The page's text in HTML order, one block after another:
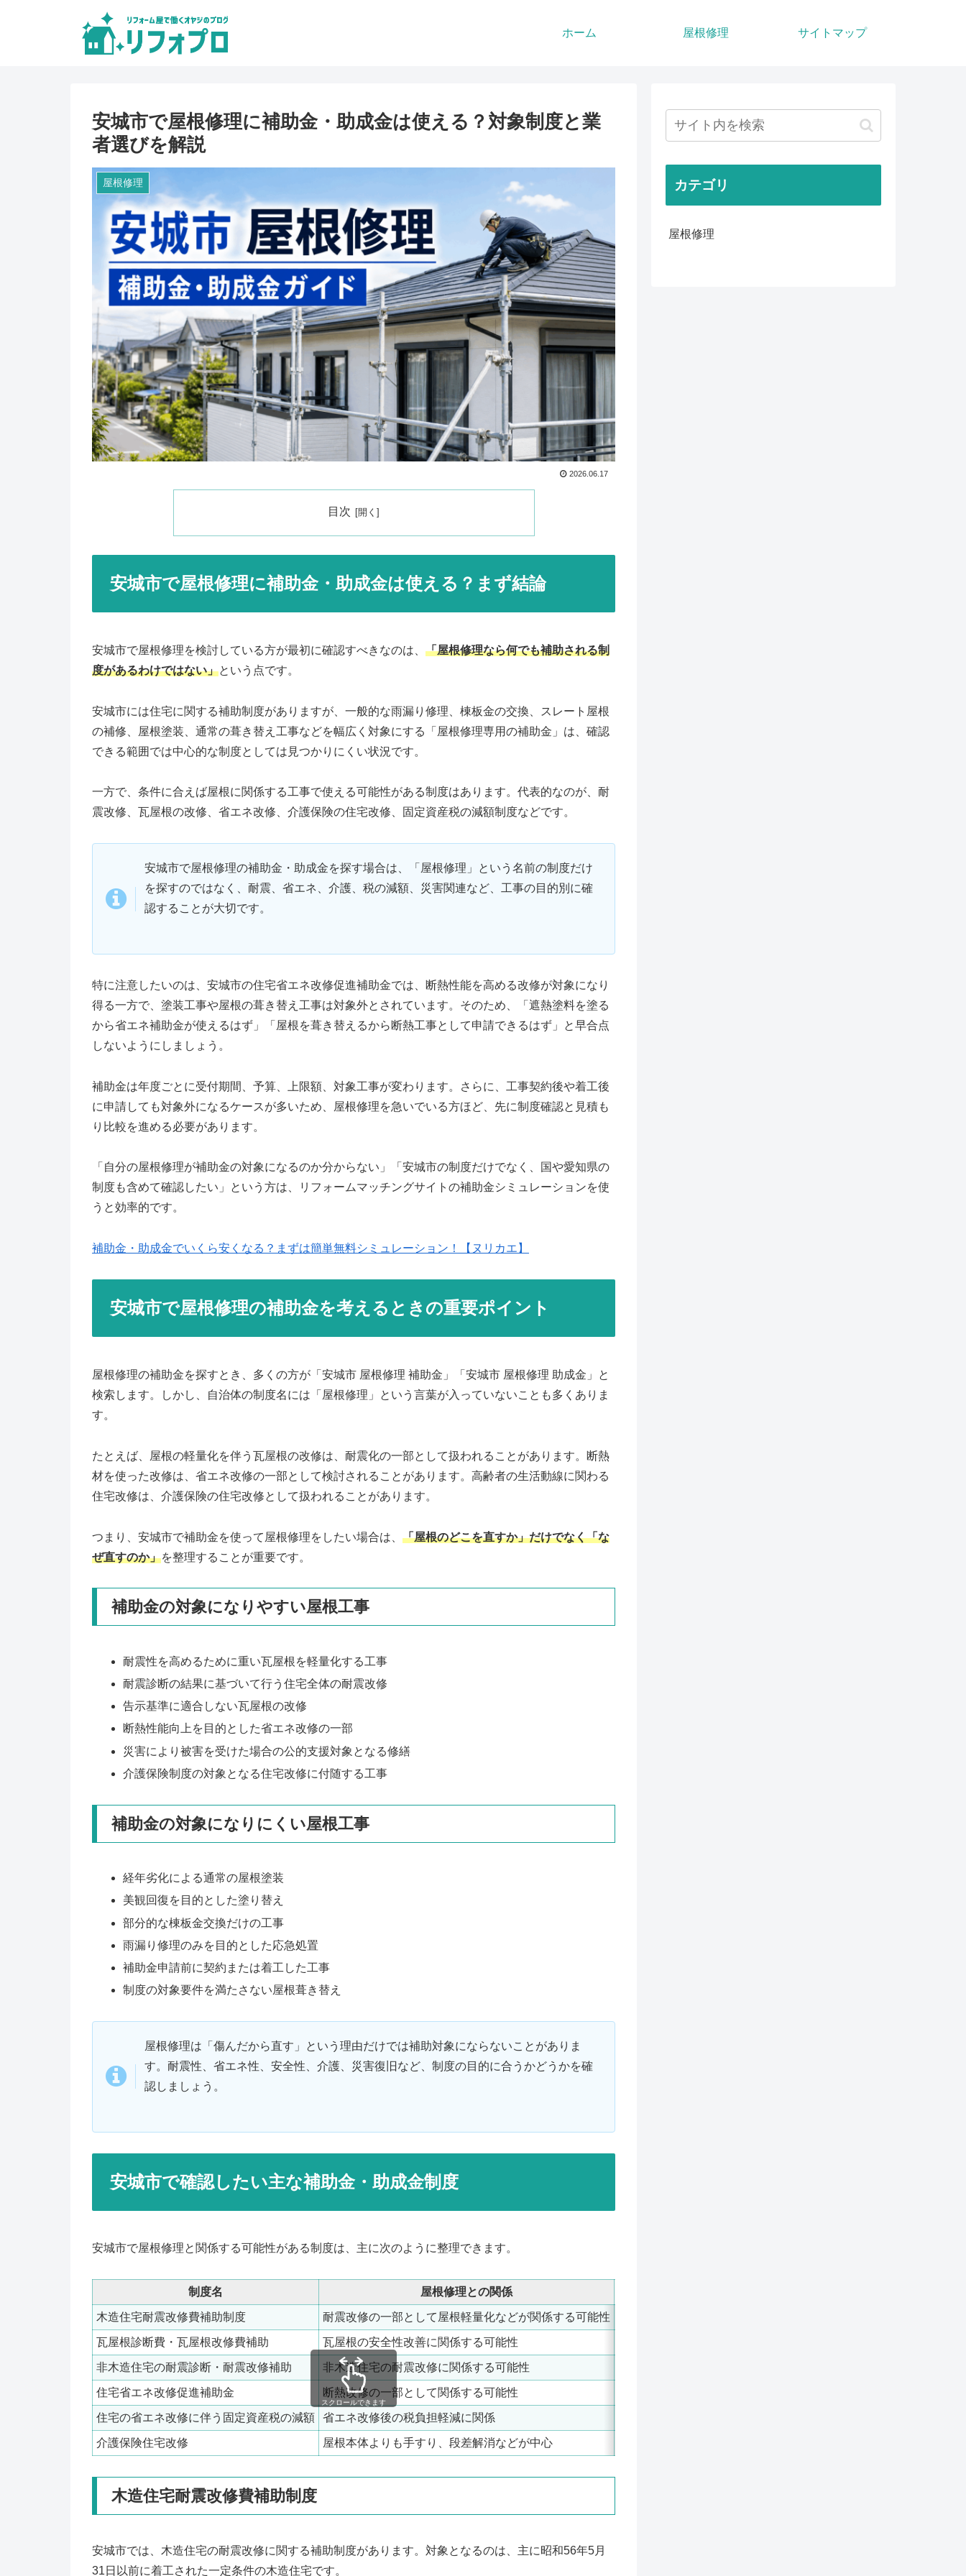
ホーム 屋根修理 サイトマップ
安城市で屋根修理に補助金・助成金は使える？対象制度と業
者選びを解説
屋根修理
2026.06.17
目次
安城市で屋根修理に補助金・助成金は使える？まず結論
安城市で屋根修理を検討している方が最初に確認すべきなのは、 「屋根修理なら何でも補助される制
度があるわけではない」という点です。
安城市には住宅に関する補助制度がありますが、一般的な雨漏り修理、棟板金の交換、スレート屋根
の補修、屋根塗装、通常の葺き替え工事などを幅広く対象にする「屋根修理専用の補助金」は、確認
できる範囲では中心的な制度としては見つかりにくい状況です。
一方で、条件に合えば屋根に関係する工事で使える可能性がある制度はあります。代表的なのが、耐
震改修、瓦屋根の改修、省エネ改修、介護保険の住宅改修、固定資産税の減額制度などです。
安城市で屋根修理の補助金・助成金を探す場合は、「屋根修理」という名前の制度だけ
を探すのではなく、耐震、省エネ、介護、税の減額、災害関連など、工事の目的別に確
認することが大切です。
特に注意したいのは、安城市の住宅省エネ改修促進補助金では、断熱性能を高める改修が対象になり
得る一方で、塗装工事や屋根の葺き替え工事は対象外とされています。そのため、「遮熱塗料を塗る
から省エネ補助金が使えるはず」「屋根を葺き替えるから断熱工事として申請できるはず」と早合点
しないようにしましょう。
補助金は年度ごとに受付期間、予算、上限額、対象工事が変わります。さらに、工事契約後や着工後
に申請しても対象外になるケースが多いため、屋根修理を急いでいる方ほど、先に制度確認と見積も
り比較を進める必要があります。
「自分の屋根修理が補助金の対象になるのか分からない」「安城市の制度だけでなく、国や愛知県の
制度も含めて確認したい」という方は、リフォームマッチングサイトの補助金シミュレーションを使
うと効率的です。
補助金・助成金でいくら安くなる？まずは簡単無料シミュレーション！【ヌリカエ】
安城市で屋根修理の補助金を考えるときの重要ポイント
屋根修理の補助金を探すとき、多くの方が「安城市 屋根修理 補助金」「安城市 屋根修理 助成金」と
検索します。しかし、自治体の制度名には「屋根修理」という言葉が入っていないことも多くありま
す。
たとえば、屋根の軽量化を伴う瓦屋根の改修は、耐震化の一部として扱われることがあります。断熱
材を使った改修は、省エネ改修の一部として検討されることがあります。高齢者の生活動線に関わる
住宅改修は、介護保険の住宅改修として扱われることがあります。
つまり、安城市で補助金を使って屋根修理をしたい場合は、 「屋根のどこを直すか」だけでなく「な
ぜ直すのか」を整理することが重要です。
補助金の対象になりやすい屋根工事
耐震性を高めるために重い瓦屋根を軽量化する工事
耐震診断の結果に基づいて行う住宅全体の耐震改修
告示基準に適合しない瓦屋根の改修
断熱性能向上を目的とした省エネ改修の一部
災害により被害を受けた場合の公的支援対象となる修繕
介護保険制度の対象となる住宅改修に付随する工事
補助金の対象になりにくい屋根工事
経年劣化による通常の屋根塗装
美観回復を目的とした塗り替え
部分的な棟板金交換だけの工事
雨漏り修理のみを目的とした応急処置
補助金申請前に契約または着工した工事
制度の対象要件を満たさない屋根葺き替え
屋根修理は「傷んだから直す」という理由だけでは補助対象にならないことがありま
す。耐震性、省エネ性、安全性、介護、災害復旧など、制度の目的に合うかどうかを確
認しましょう。
安城市で確認したい主な補助金・助成金制度
安城市で屋根修理と関係する可能性がある制度は、主に次のように整理できます。
制度名 屋根修理との関係
木造住宅耐震改修費補助制度 耐震改修の一部として屋根軽量化などが関係する可能性
瓦屋根診断費・瓦屋根改修費補助 瓦屋根の安全性改善に関係する可能性
非木造住宅の耐震診断・耐震改修補助 非木造住宅の耐震改修に関係する可能性
住宅省エネ改修促進補助金 断熱改修の一部として関係する可能性
住宅の省エネ改修に伴う固定資産税の減額 省エネ改修後の税負担軽減に関係
介護保険住宅改修 屋根本体よりも手すり、段差解消などが中心
スクロールできます
木造住宅耐震改修費補助制度
安城市では、木造住宅の耐震改修に関する補助制度があります。対象となるのは、主に昭和56年5月
31日以前に着工された一定条件の木造住宅です。
カテゴリ
屋根修理